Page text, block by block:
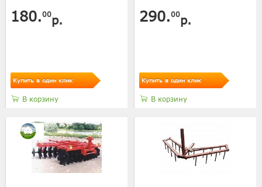
180.00р.
Купить в один клик
В корзину
290.00р.
Купить в один клик
В корзину